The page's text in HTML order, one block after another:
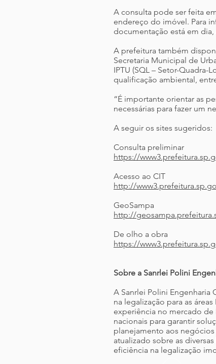
A consulta pode ser feita
endereço do imóvel. Para
documentação está em
A prefeitura também
Secretaria Municipal de
IPTU (SQL – Setor-
qualificação ambiental,
“É importante orientar as
necessárias para fazer um
A seguir os sites sugeridos:
Consulta preliminar
https://
Acesso ao CIT
http://
GeoSampa
http://
De olho a obra
https://
Sobre a Sanrlei Polini
A Sanrlei Polini
na legalização para as
experiência no mercado de
nacionais para garantir
planejamento aos
atualizado sobre as
eficiência na legalização